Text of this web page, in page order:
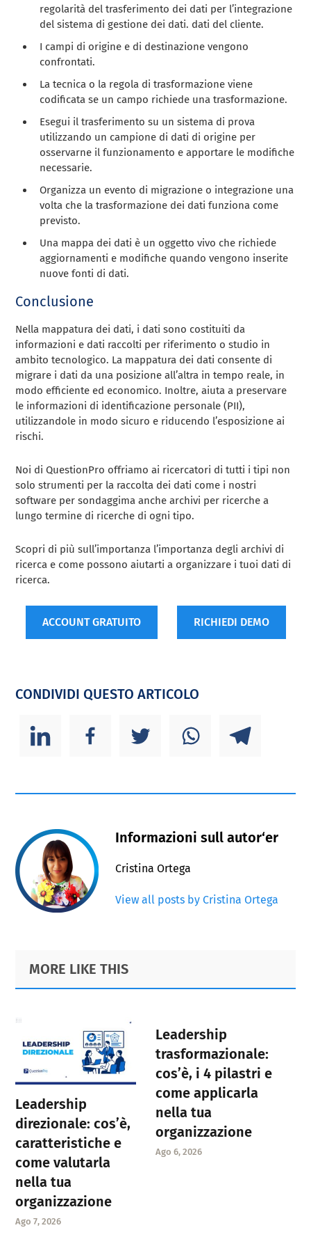
regolarità del trasferimento dei dati per l’integrazione
del sistema di gestione dei dati. dati del cliente.
I campi di origine e di destinazione vengono
confrontati.
La tecnica o la regola di trasformazione viene
codificata se un campo richiede una trasformazione.
Esegui il trasferimento su un sistema di prova
utilizzando un campione di dati di origine per
osservarne il funzionamento e apportare le modifiche
necessarie.
Organizza un evento di migrazione o integrazione una
volta che la trasformazione dei dati funziona come
previsto.
Una mappa dei dati è un oggetto vivo che richiede
aggiornamenti e modifiche quando vengono inserite
nuove fonti di dati.
Conclusione
Nella mappatura dei dati, i dati sono costituiti da
informazioni e dati raccolti per riferimento o studio in
ambito tecnologico. La mappatura dei dati consente di
migrare i dati da una posizione all’altra in tempo reale, in
modo efficiente ed economico. Inoltre, aiuta a preservare
le informazioni di identificazione personale (PII),
utilizzandole in modo sicuro e riducendo l’esposizione ai
rischi.
Noi di QuestionPro offriamo ai ricercatori di tutti i tipi non
solo strumenti per la raccolta dei dati come i nostri
software per sondaggima anche archivi per ricerche a
lungo termine di ricerche di ogni tipo.
Scopri di più sull’importanza l’importanza degli archivi di
ricerca e come possono aiutarti a organizzare i tuoi dati di
ricerca.
ACCOUNT GRATUITO RICHIEDI DEMO
CONDIVIDI QUESTO ARTICOLO
Informazioni sull autor‘er
Cristina Ortega
View all posts by Cristina Ortega
Primary
Sidebar
Footer
MORE LIKE THIS
Leadership
direzionale: cos’è,
caratteristiche e
come valutarla
nella tua
organizzazione
Ago 7, 2026
Leadership
trasformazionale:
cos’è, i 4 pilastri e
come applicarla
nella tua
organizzazione
Ago 6, 2026